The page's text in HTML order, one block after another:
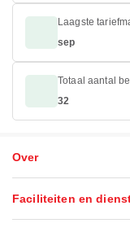
Laagste
sep
Totaal aantal
32
Over
Faciliteiten en